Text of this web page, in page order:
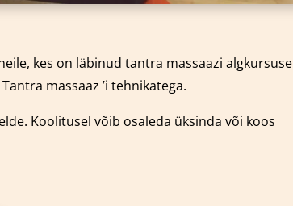
kes on läbinud tantra massaazi algkursuse
massaaz ’i tehnikatega.
Koolitusel võib osaleda üksinda või koos